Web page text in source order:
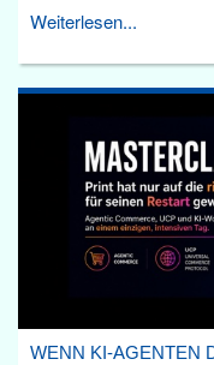
Weiterlesen...
WENN KI-AGENTEN